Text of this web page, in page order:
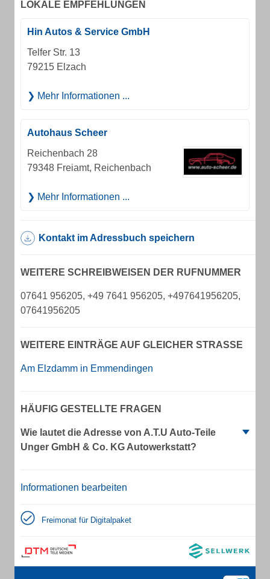
LOKALE EMPFEHLUNGEN
Hin Autos & Service GmbH
Telfer Str. 13
79215 Elzach
Mehr Informationen ...
Autohaus Scheer
Reichenbach 28
79348 Freiamt, Reichenbach
Mehr Informationen ...
Kontakt im Adressbuch speichern
WEITERE SCHREIBWEISEN DER RUFNUMMER
07641 956205, +49 7641 956205, +497641956205,
07641956205
WEITERE EINTRÄGE AUF GLEICHER STRASSE
Am Elzdamm in Emmendingen
HÄUFIG GESTELLTE FRAGEN
Wie lautet die Adresse von A.T.U Auto-Teile
Unger GmbH & Co. KG Autowerkstatt?
Informationen bearbeiten
Freimonat für Digitalpaket